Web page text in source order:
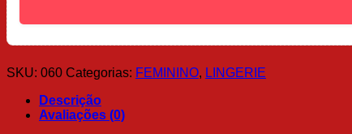
SKU: 060 Categorias: FEMININO, LINGERIE
Descrição
Avaliações (0)